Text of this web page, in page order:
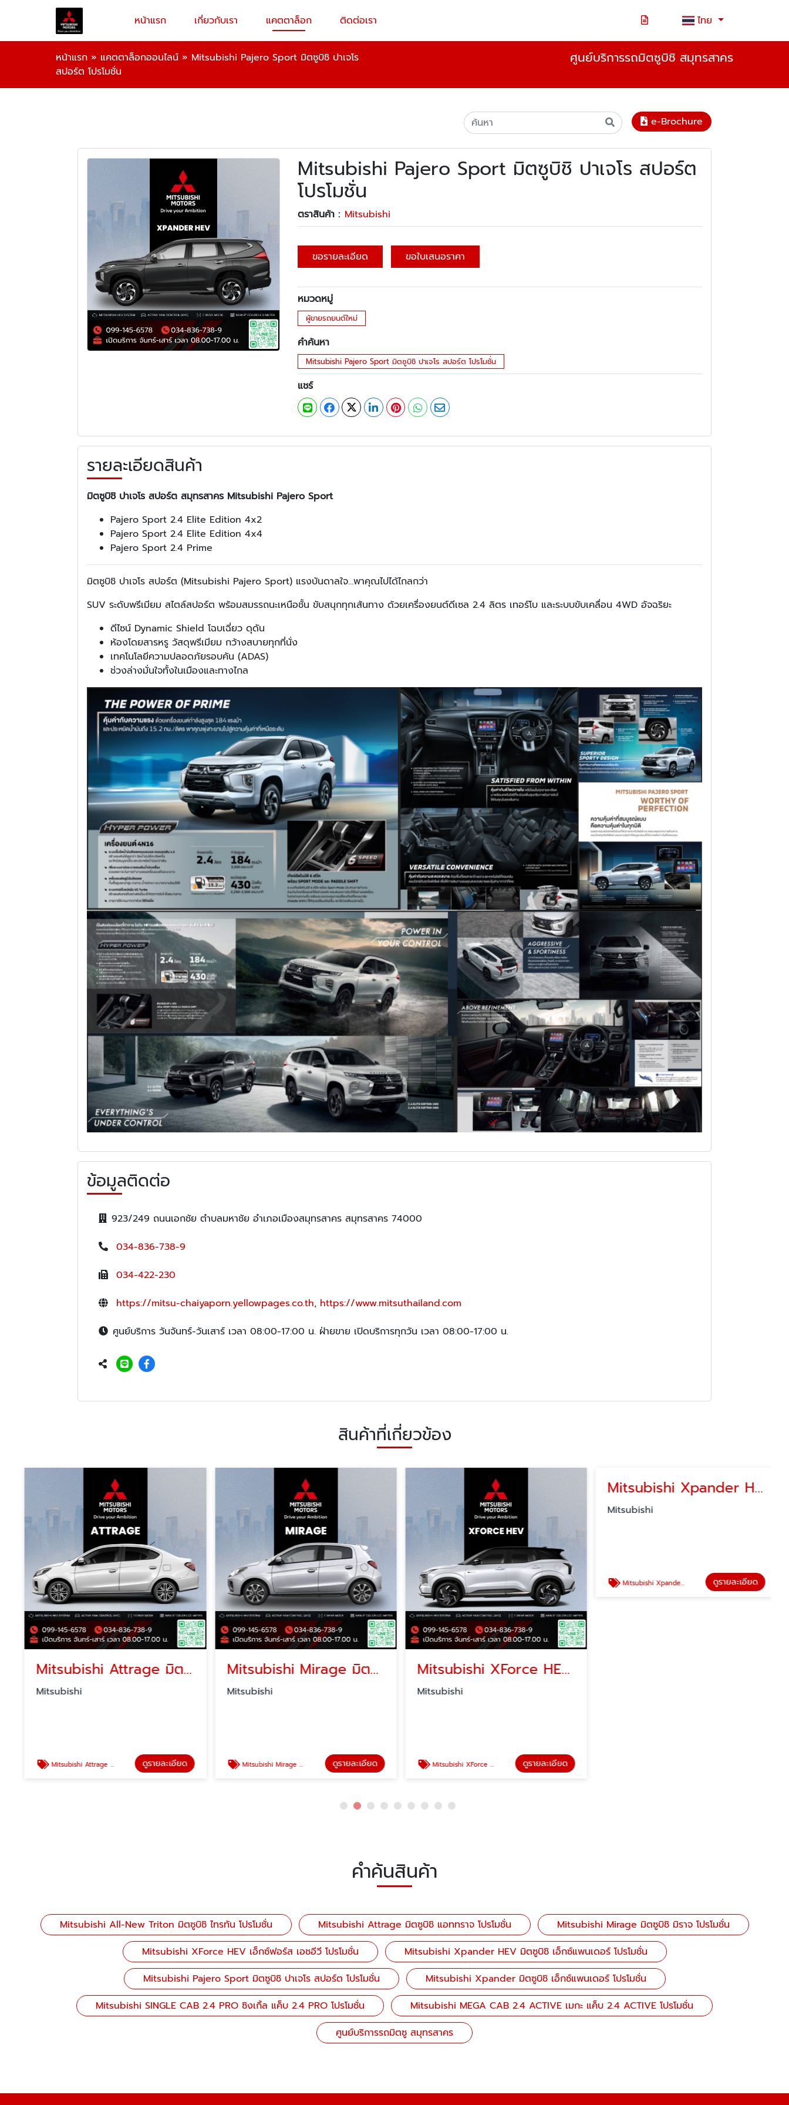
หน้าแรก เกี่ยวกับเรา แคตตาล็อก ติดต่อเรา ไทย
หน้าแรก » แคตตาล็อกออนไลน์ » Mitsubishi Pajero Sport มิตซูบิชิ ปาเจโร
สปอร์ต โปรโมชั่น
ศูนย์บริการรถมิตซูบิชิ สมุทรสาคร
e-Brochure
Mitsubishi Pajero Sport มิตซูบิชิ ปาเจโร สปอร์ต
โปรโมชั่น
ตราสินค้า : Mitsubishi
ขอรายละเอียด ขอใบเสนอราคา
หมวดหมู่
ผู้ขายรถยนต์ใหม่
คำค้นหา
Mitsubishi Pajero Sport มิตซูบิชิ ปาเจโร สปอร์ต โปรโมชั่น
แชร์
รายละเอียดสินค้า
มิตซูบิชิ ปาเจโร สปอร์ต สมุทรสาคร Mitsubishi Pajero Sport
Pajero Sport 2.4 Elite Edition 4x2
Pajero Sport 2.4 Elite Edition 4x4
Pajero Sport 2.4 Prime
มิตซูบิชิ ปาเจโร สปอร์ต (Mitsubishi Pajero Sport) แรงบันดาลใจ…พาคุณไปได้ไกลกว่า
SUV ระดับพรีเมียม สไตล์สปอร์ต พร้อมสมรรถนะเหนือชั้น ขับสนุกทุกเส้นทาง ด้วยเครื่องยนต์ดีเซล 2.4 ลิตร เทอร์โบ และระบบขับเคลื่อน 4WD อัจฉริยะ
ดีไซน์ Dynamic Shield โฉบเฉี่ยว ดุดัน
ห้องโดยสารหรู วัสดุพรีเมียม กว้างสบายทุกที่นั่ง
เทคโนโลยีความปลอดภัยรอบคัน (ADAS)
ช่วงล่างมั่นใจทั้งในเมืองและทางไกล
ข้อมูลติดต่อ
923/249 ถนนเอกชัย ตำบลมหาชัย อำเภอเมืองสมุทรสาคร สมุทรสาคร 74000
034-836-738-9
034-422-230
https://mitsu-chaiyaporn.yellowpages.co.th, https://www.mitsuthailand.com
ศูนย์บริการ วันจันทร์-วันเสาร์ เวลา 08:00-17:00 น. ฝ่ายขาย เปิดบริการทุกวัน เวลา 08:00-17:00 น.
สินค้าที่เกี่ยวข้อง
Mitsubishi Attrage มิตซูบิชิ แอททราจ โปรโมชั่น
Mitsubishi
Mitsubishi Attrage มิตซูบิชิ แอททราจ โปรโมชั่น ดูรายละเอียด
Mitsubishi Mirage มิตซูบิชิ มิราจ โปรโมชั่น
Mitsubishi
Mitsubishi Mirage มิตซูบิชิ มิราจ โปรโมชั่น ดูรายละเอียด
Mitsubishi XForce HEV เอ็กซ์ฟอร์ส เอชอีวี โปรโมชั่น
Mitsubishi
Mitsubishi XForce HEV เอ็กซ์ฟอร์ส เอชอีวี โปรโมชั่น ดูรายละเอียด
คำค้นสินค้า
Mitsubishi All-New Triton มิตซูบิชิ ไทรทัน โปรโมชั่น Mitsubishi Attrage มิตซูบิชิ แอททราจ โปรโมชั่น
Mitsubishi Mirage มิตซูบิชิ มิราจ โปรโมชั่น
Mitsubishi XForce HEV เอ็กซ์ฟอร์ส เอชอีวี โปรโมชั่น
Mitsubishi Xpander HEV มิตซูบิชิ เอ็กซ์แพนเดอร์ โปรโมชั่น
Mitsubishi Pajero Sport มิตซูบิชิ ปาเจโร สปอร์ต โปรโมชั่น
Mitsubishi Xpander มิตซูบิชิ เอ็กซ์แพนเดอร์ โปรโมชั่น
Mitsubishi SINGLE CAB 2.4 PRO ซิงเกิ้ล แค็บ 2.4 PRO โปรโมชั่น
Mitsubishi MEGA CAB 2.4 ACTIVE เมกะ แค็บ 2.4 ACTIVE โปรโมชั่น
ศูนย์บริการรถมิตซู สมุทรสาคร